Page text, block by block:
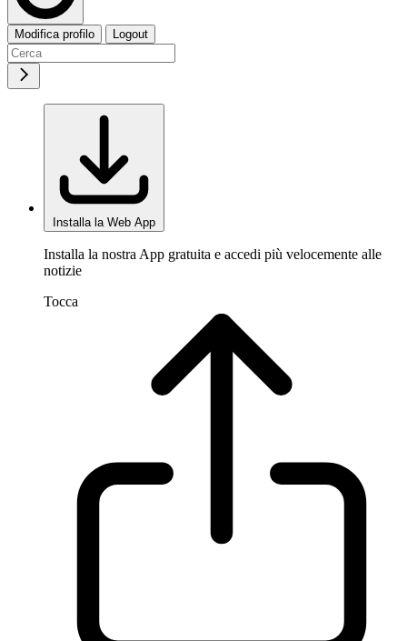
Modifica profilo Logout
Installa la Web App
Installa la nostra App gratuita e accedi più velocemente alle
notizie
Tocca